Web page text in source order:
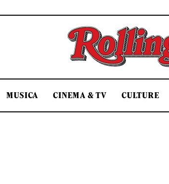
MUSICA CINEMA & TV CULTURE